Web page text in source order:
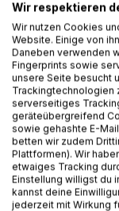
Auf die Merkliste
Titel bewerten
BESCHREIBUNG
Das Buch
Wir respektieren
Wir nutzen Cookies
Website. Einige von
Daneben verwenden
Fingerprints sowie
unsere Seite besucht
Trackingtechnologien
serverseitiges
geräteübergreifend
sowie gehashte E-
betten wir zudem
Plattformen). Wir
etwaiges Tracking
Einstellung willigst du
kannst deine
jederzeit mit Wirkung